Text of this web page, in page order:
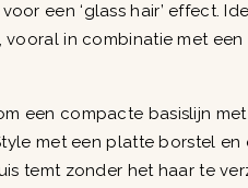
een ‘glass hair’ effect.
vooral in combinatie met
een compacte basislijn
met een platte borstel
temt zonder het haar te